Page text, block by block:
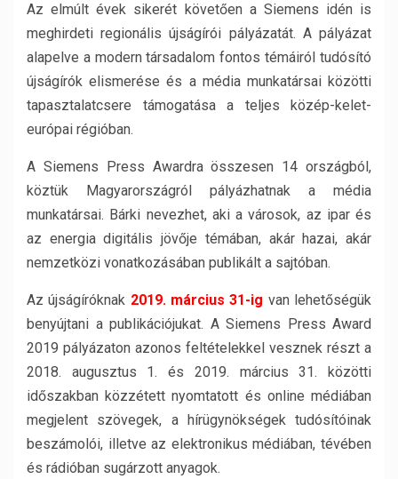
Az elmúlt évek sikerét követően a Siemens idén is
meghirdeti regionális újságírói pályázatát. A pályázat
alapelve a modern társadalom fontos témáiról tudósító
újságírók elismerése és a média munkatársai közötti
tapasztalatcsere támogatása a teljes közép-kelet-
európai régióban.
A Siemens Press Awardra összesen 14 országból,
köztük Magyarországról pályázhatnak a média
munkatársai. Bárki nevezhet, aki a városok, az ipar és
az energia digitális jövője témában, akár hazai, akár
nemzetközi vonatkozásában publikált a sajtóban.
Az újságíróknak 2019. március 31-ig van lehetőségük
benyújtani a publikációjukat. A Siemens Press Award
2019 pályázaton azonos feltételekkel vesznek részt a
2018. augusztus 1. és 2019. március 31. közötti
időszakban közzétett nyomtatott és online médiában
megjelent szövegek, a hírügynökségek tudósítóinak
beszámolói, illetve az elektronikus médiában, tévében
és rádióban sugárzott anyagok.